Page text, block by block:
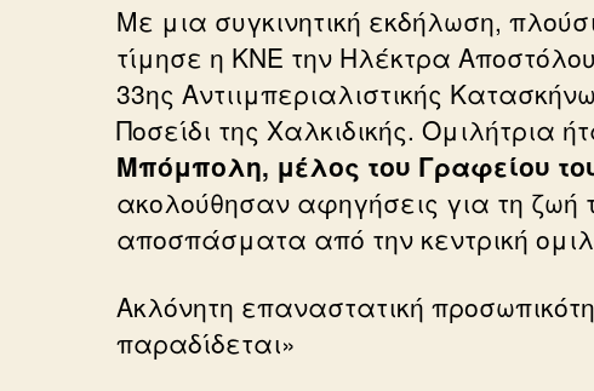
Με μια συγκινητική εκδήλωση,
τίμησε η ΚΝΕ την Ηλέκτρα
33ης Αντιιμπεριαλιστικής
Ποσείδι της Χαλκιδικής. Ομιλήτρια
Μπόμπολη, μέλος του Γραφείου
ακολούθησαν αφηγήσεις για τη ζωή
αποσπάσματα από την κεντρική
Ακλόνητη επαναστατική
παραδίδεται»